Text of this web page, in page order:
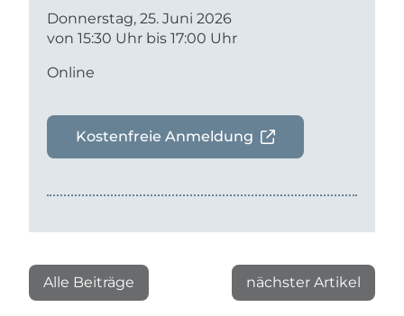
Donnerstag, 25. Juni 2026
von 15:30 Uhr bis 17:00 Uhr
Online
Kostenfreie Anmeldung
Alle Beiträge nächster Artikel